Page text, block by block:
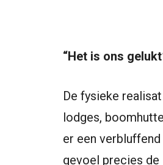
“Het is ons
De fysieke
lodges,
er een
gevoel precies de